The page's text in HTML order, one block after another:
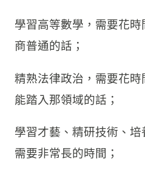
學習高等數學，需要花
商普通的話；
精熟法律政治，需要花
能踏入那領域的話；
學習才藝、精研技術、
需要非常長的時間；